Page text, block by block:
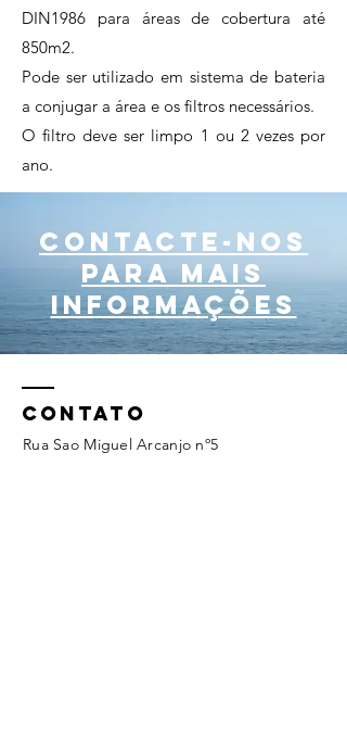
DIN1986 para áreas de cobertura até
850m2.
Pode ser utilizado em sistema de bateria
a conjugar a área e os filtros necessários.
O filtro deve ser limpo 1 ou 2 vezes por
ano.
contacte-nos
para mais
informações
CONTATO
Rua Sao Miguel Arcanjo nº5